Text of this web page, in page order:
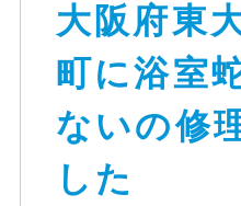
大阪府東
町に浴室
ないの修
した